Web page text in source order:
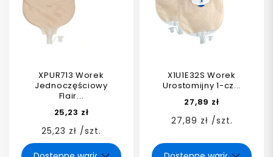
XPUR713 Worek
Jednoczęściowy
Flair...
25,23 zł
25,23 zł /szt.
X1U1E32S Worek
Urostomijny 1-cz...
27,89 zł
27,89 zł /szt.